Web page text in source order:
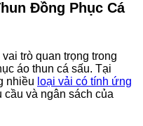
Đồng Phục Cá
trò quan trọng trong
áo thun cá sấu. Tại
nhiều loại vải có tính ứng
cầu và ngân sách của